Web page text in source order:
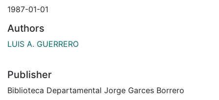
1987-01-01
Authors
LUIS A. GUERRERO
Publisher
Biblioteca Departamental Jorge Garces Borrero